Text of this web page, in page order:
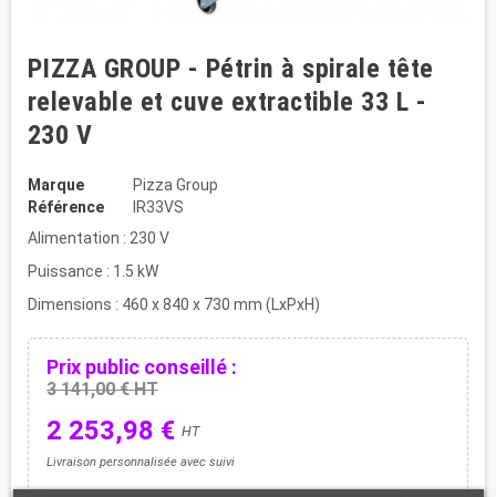
PIZZA GROUP - Pétrin à spirale tête
relevable et cuve extractible 33 L -
230 V
Marque
Pizza Group
Référence
IR33VS
Alimentation : 230 V
Puissance : 1.5 kW
Dimensions : 460 x 840 x 730 mm (LxPxH)
Prix public conseillé :
3 141,00 € HT
2 253,98 € HT
Livraison personnalisée avec suivi